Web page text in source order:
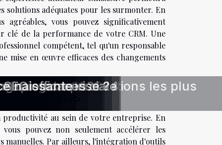
solutions adéquates pour les surmonter. En
vous pouvez significativement
clé de la performance de votre CRM. Une
compétent, tel qu'un responsable
mise en œuvre efficaces des changements
au sein de votre entreprise. En
pouvez non seulement accélérer les
manuelles. Par ailleurs, l'intégration d'outils
?
clientdigital
stratégie SEO
e-mail
ligneles collaborations les plus
? digital en 2024
web en 2021
commerciale
entreprise ?
efficaces
naissante